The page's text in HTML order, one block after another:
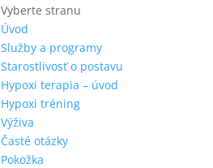
Vyberte stranu
Úvod
Služby a programy
Starostlivosť o postavu
Hypoxi terapia – úvod
Hypoxi tréning
Výživa
Časté otázky
Pokožka